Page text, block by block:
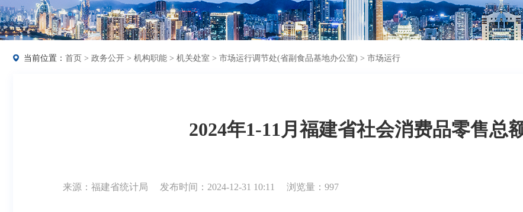
当前位置： 首页 > 政务公开 > 机构职能 > 机关处室 > 市场运行调节处(省副食品基地办公室) > 市场运行
2024年1-11月福建省社会消费品零售总
来源：福建省统计局 发布时间：2024-12-31 10:11 浏览量：997